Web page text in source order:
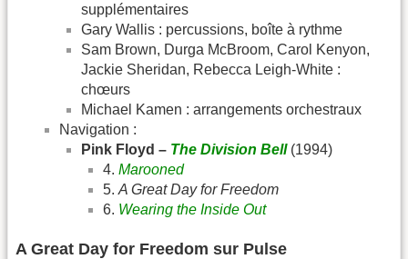
supplémentaires
Gary Wallis : percussions, boîte à rythme
Sam Brown, Durga McBroom, Carol Kenyon,
Jackie Sheridan, Rebecca Leigh-White :
chœurs
Michael Kamen : arrangements orchestraux
Navigation :
Pink Floyd – The Division Bell(1994)
4. Marooned
5. A Great Day for Freedom
6. Wearing the Inside Out
A Great Day for Freedom sur Pulse